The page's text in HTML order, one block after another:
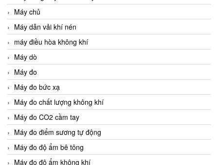
Máy chủ
Máy dẫn vải khí nén
máy điều hòa không khí
Máy dò
Máy đo
Máy đo bức xạ
Máy đo chất lượng không khí
Máy đo CO2 cầm tay
Máy đo điểm sương tự động
Máy đo độ ẩm bê tông
Máy đo độ ẩm không khí